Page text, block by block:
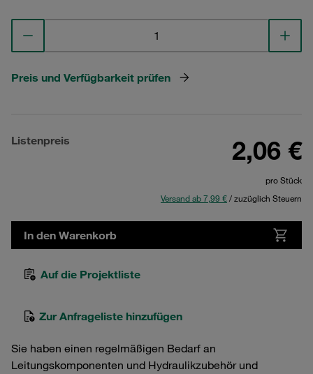
Preis und Verfügbarkeit prüfen
Listenpreis 2,06 €
pro Stück
Versand ab 7,99 €/ zuzüglich Steuern
In den Warenkorb
Auf die Projektliste
Zur Anfrageliste hinzufügen
Sie haben einen regelmäßigen Bedarf an
Leitungskomponenten und Hydraulikzubehör und